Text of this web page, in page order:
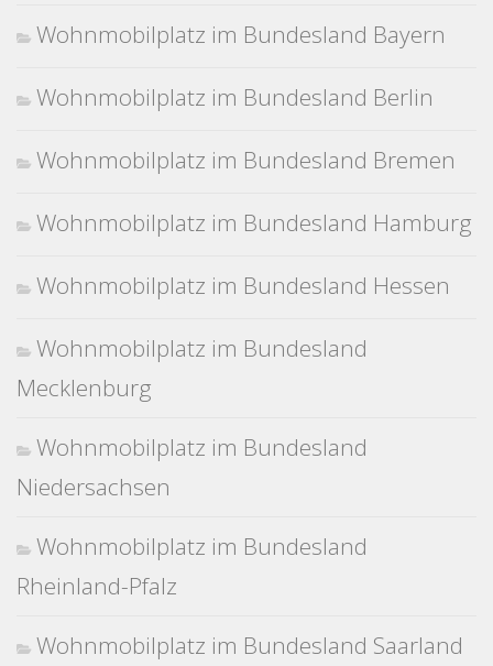
Wohnmobilplatz im Bundesland Bayern
Wohnmobilplatz im Bundesland Berlin
Wohnmobilplatz im Bundesland Bremen
Wohnmobilplatz im Bundesland Hamburg
Wohnmobilplatz im Bundesland Hessen
Wohnmobilplatz im Bundesland
Mecklenburg
Wohnmobilplatz im Bundesland
Niedersachsen
Wohnmobilplatz im Bundesland
Rheinland-Pfalz
Wohnmobilplatz im Bundesland Saarland